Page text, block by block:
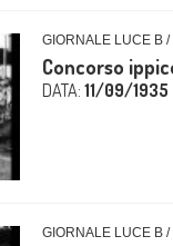
GIORNALE LUCE B
Concorso
DATA: 11/09/1935
GIORNALE LUCE B